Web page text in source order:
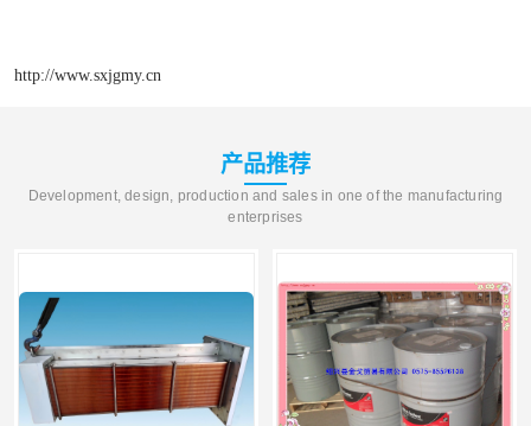
http://www.sxjgmy.cn
产品推荐
Development, design, production and sales in one of the manufacturing
enterprises